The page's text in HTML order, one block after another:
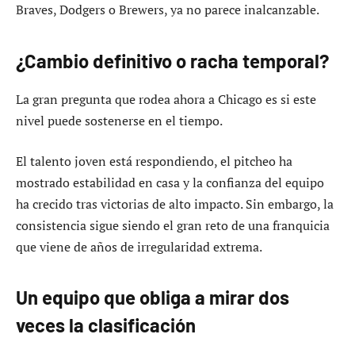
Braves, Dodgers o Brewers, ya no parece inalcanzable.
¿Cambio definitivo o racha temporal?
La gran pregunta que rodea ahora a Chicago es si este
nivel puede sostenerse en el tiempo.
El talento joven está respondiendo, el pitcheo ha
mostrado estabilidad en casa y la confianza del equipo
ha crecido tras victorias de alto impacto. Sin embargo, la
consistencia sigue siendo el gran reto de una franquicia
que viene de años de irregularidad extrema.
Un equipo que obliga a mirar dos
veces la clasificación